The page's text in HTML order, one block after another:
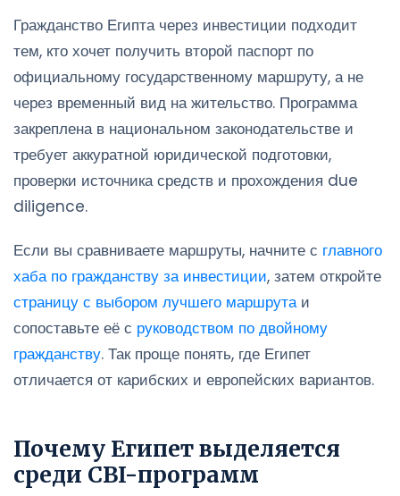
Гражданство Египта через инвестиции подходит
тем, кто хочет получить второй паспорт по
официальному государственному маршруту, а не
через временный вид на жительство. Программа
закреплена в национальном законодательстве и
требует аккуратной юридической подготовки,
проверки источника средств и прохождения due
diligence.
Если вы сравниваете маршруты, начните с главного
хаба по гражданству за инвестиции, затем откройте
страницу с выбором лучшего маршрутаи
сопоставьте её с руководством по двойному
гражданству. Так проще понять, где Египет
отличается от карибских и европейских вариантов.
Почему Египет выделяется
среди CBI-программ